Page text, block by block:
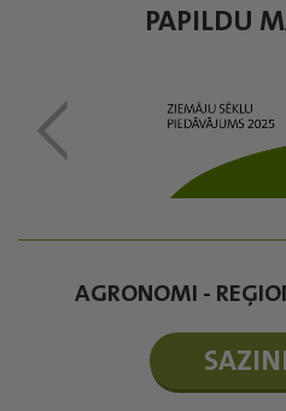
PAPILDU
AGRONOMI -